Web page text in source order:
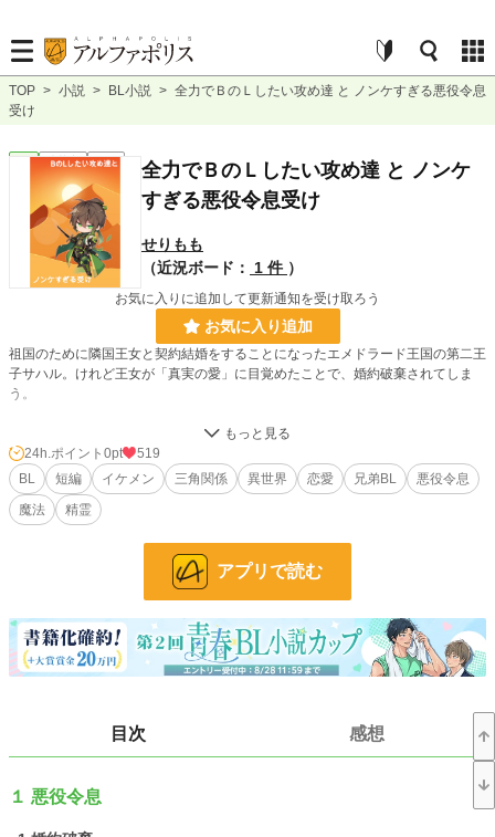
TOP > 小説 > BL小説 > 全力でＢのＬしたい攻め達 と ノンケすぎる悪役令息
受け
BL 連載中 短編
全力でＢのＬしたい攻め達 と ノンケ
すぎる悪役令息受け
せりもも
（近況ボード：
1 件 ）
お気に入りに追加して更新通知を受け取ろう
お気に入り追加
祖国のために隣国王女と契約結婚をすることになったエメドラード王国の第二王
子サハル。けれど王女が「真実の愛」に目覚めたことで、婚約破棄されてしま
う。
「あんなアマゾネスと結婚せずに済んで良かったぜ！」
喜んで帰国したサハルを待っていたのは、溺愛を通り越して独占欲を剥き出しに
する兄王・ダレイオ。 さらに、再会した元許嫁のエルナからは「あなたの子
よ」と生後間もない赤ん坊ルーワンを押し付けられ、甥のホライヨン（幼児）は
全力で抱きついてくる。挙句の果てには、男の責任をとって臨んだ結婚式の最中
一途にノンケを貫こうとするサハルと、愛が重すぎる攻めたち。
は……。 果たしてサハルは、総受け状態から逃れることができるのか？
勘違いと執着が渦巻く、カオスな宮廷BLコメディ！
228,618 位 / 228,618 件
24h.ポイント 0pt
519
BL
短編 イケメン 三角関係 異世界 恋愛 兄弟BL
悪役令息
魔法
精霊
アプリで読む
目次 感想
１ 悪役令息